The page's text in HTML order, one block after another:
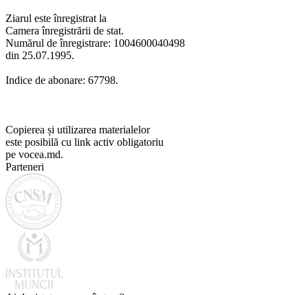
Ziarul este înregistrat la
Camera înregistrării de stat.
Numărul de înregistrare: 1004600040498
din 25.07.1995.
Indice de abonare: 67798.
Copierea și utilizarea materialelor
este posibilă cu link activ obligatoriu
pe vocea.md.
Parteneri